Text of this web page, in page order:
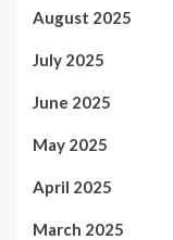
August 2025
July 2025
June 2025
May 2025
April 2025
March 2025